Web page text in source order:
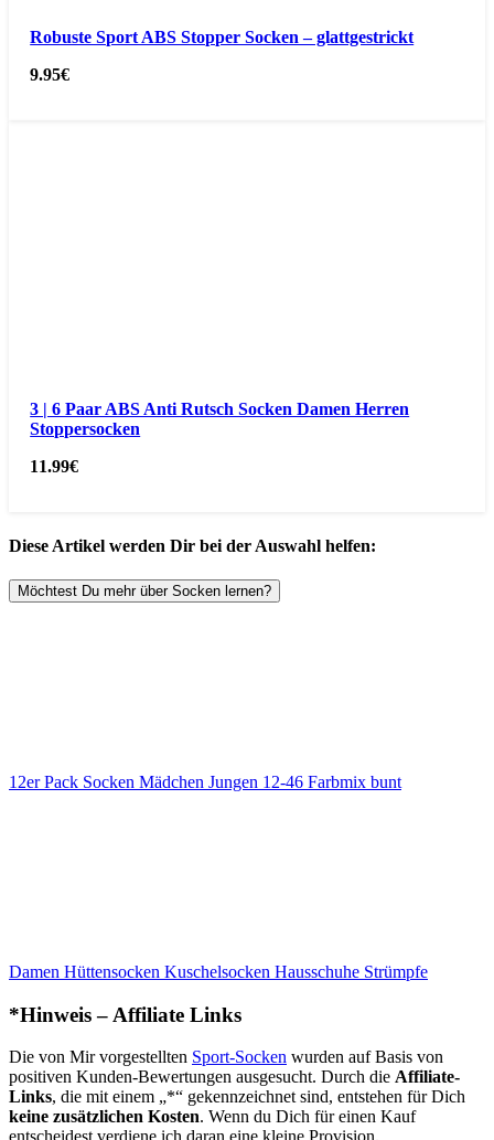
Robuste Sport ABS Stopper Socken – glattgestrickt
9.95€
3 | 6 Paar ABS Anti Rutsch Socken Damen Herren
Stoppersocken
11.99€
Diese Artikel werden Dir bei der Auswahl helfen:
Möchtest Du mehr über Socken lernen?
12er Pack Socken Mädchen Jungen 12-46 Farbmix bunt
Damen Hüttensocken Kuschelsocken Hausschuhe Strümpfe
*Hinweis – Affiliate Links
Die von Mir vorgestellten Sport-Socken wurden auf Basis von
positiven Kunden-Bewertungen ausgesucht. Durch die Affiliate-
Links, die mit einem „*“ gekennzeichnet sind, entstehen für Dich
keine zusätzlichen Kosten. Wenn du Dich für einen Kauf